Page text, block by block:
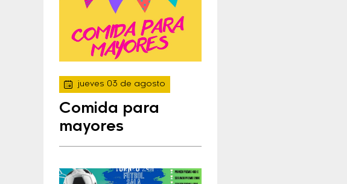
jueves 03 de agosto
Comida para
mayores